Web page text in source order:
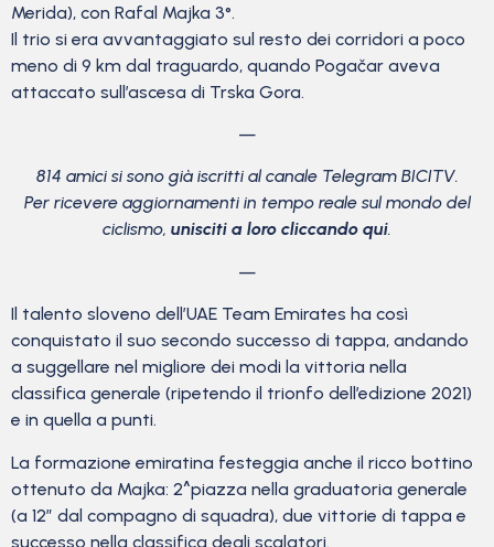
Merida), con Rafal Majka 3°.
Il trio si era avvantaggiato sul resto dei corridori a poco
meno di 9 km dal traguardo, quando Pogačar aveva
attaccato sull’ascesa di Trska Gora.
—
814 amici si sono già iscritti al canale Telegram BICITV.
Per ricevere aggiornamenti in tempo reale sul mondo del
ciclismo, unisciti a loro cliccando qui.
—
Il talento sloveno dell’UAE Team Emirates ha così
conquistato il suo secondo successo di tappa, andando
a suggellare nel migliore dei modi la vittoria nella
classifica generale (ripetendo il trionfo dell’edizione 2021)
e in quella a punti.
La formazione emiratina festeggia anche il ricco bottino
ottenuto da Majka: 2^piazza nella graduatoria generale
(a 12″ dal compagno di squadra), due vittorie di tappa e
successo nella classifica degli scalatori.